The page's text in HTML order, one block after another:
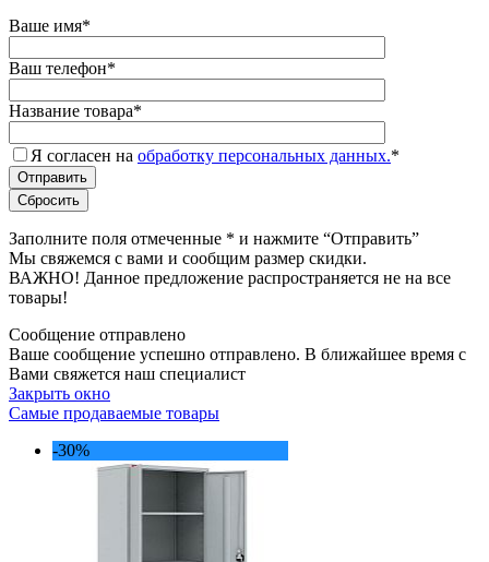
Ваше имя*
Ваш телефон*
Название товара*
Я согласен на обработку персональных данных.*
Заполните поля отмеченные * и нажмите “Отправить”
Мы свяжемся с вами и сообщим размер скидки.
ВАЖНО! Данное предложение распространяется не на все
товары!
Сообщение отправлено
Ваше сообщение успешно отправлено. В ближайшее время с
Вами свяжется наш специалист
Закрыть окно
Самые продаваемые товары
-30%